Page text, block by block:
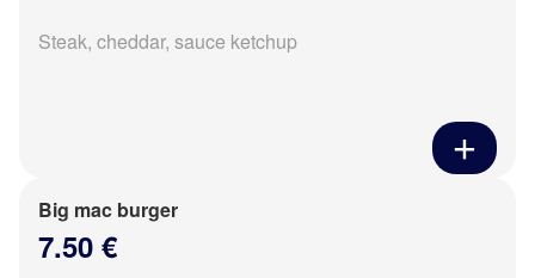
Steak, cheddar, sauce ketchup
Big mac burger
7.50 €